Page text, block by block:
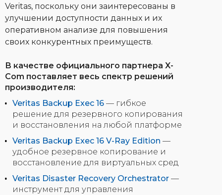
Veritas, поскольку они заинтересованы в
улучшении доступности данных и их
оперативном анализе для повышения
своих конкурентных преимуществ.
В качестве официального партнера X-
Com поставляет весь спектр решений
производителя:
Veritas Backup Exec 16 — гибкое
решение для резервного копирования
и восстановления на любой платформе
Veritas Backup Exec 16 V-Ray Edition —
удобное резервное копирование и
восстановление для виртуальных сред
Veritas Disaster Recovery Orchestrator —
инструмент для управления